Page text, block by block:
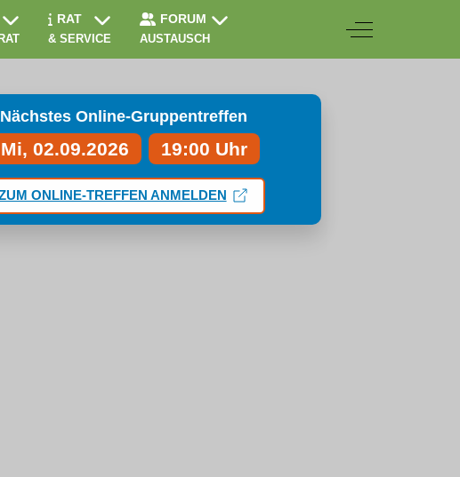
RAT
& SERVICE
FORUM
AUSTAUSCH
Off-Canvas
Nächstes Online-Gruppentreffen
Mi, 02.09.2026 19:00 Uhr
ONLINE-TREFFEN ANMELDEN